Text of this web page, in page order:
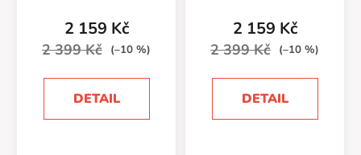
2 159 Kč
2 399 Kč (–10 %)
DETAIL
2 159 Kč
2 399 Kč (–10 %)
DETAIL